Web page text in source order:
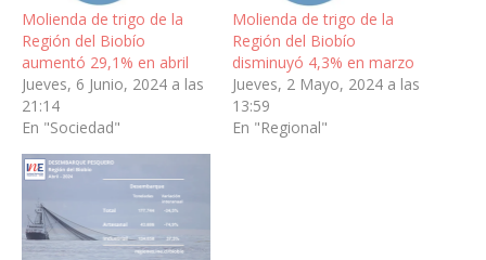
Molienda de trigo de la
Región del Biobío
aumentó 29,1% en abril
Jueves, 6 Junio, 2024 a las
21:14
En "Sociedad"
Molienda de trigo de la
Región del Biobío
disminuyó 4,3% en marzo
Jueves, 2 Mayo, 2024 a las
13:59
En "Regional"